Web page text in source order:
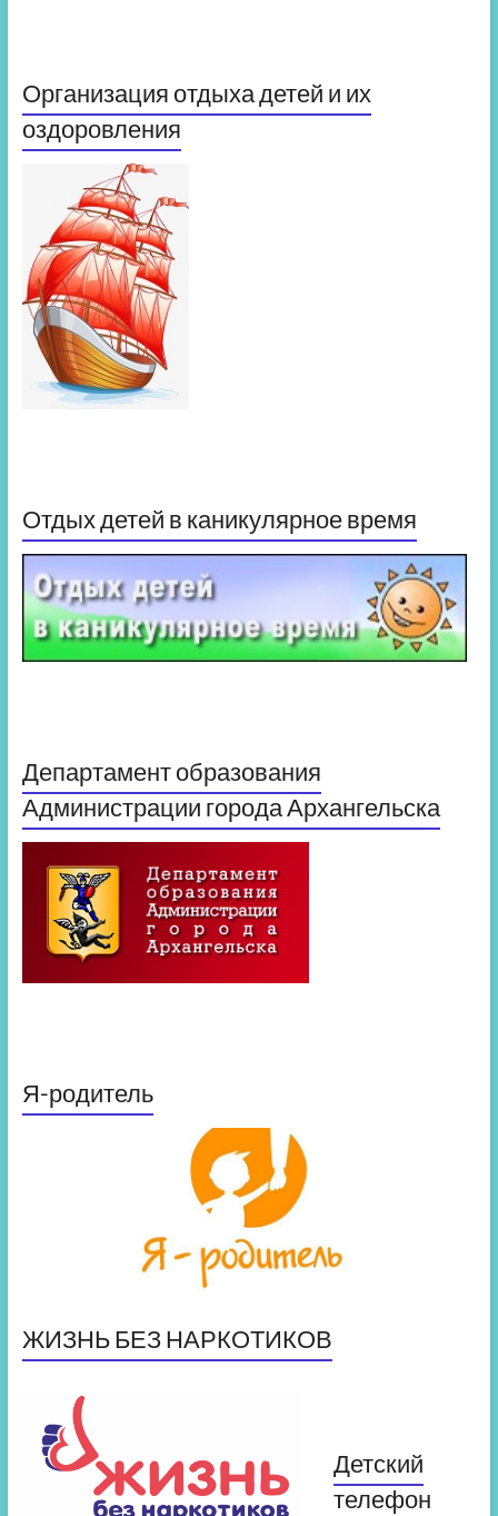
Организация отдыха детей и их
оздоровления
Отдых детей в каникулярное время
Департамент образования
Администрации города Архангельска
Я-родитель
ЖИЗНЬ БЕЗ НАРКОТИКОВ
Детский
телефон